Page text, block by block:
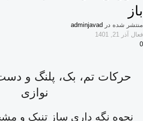
باز
منتشر شده در adminjavad
فعال آذر 21, 1401
0
حرکات تم، بک، پلنگ و
نوازی
نحوه نگه داری ساز تنبک و